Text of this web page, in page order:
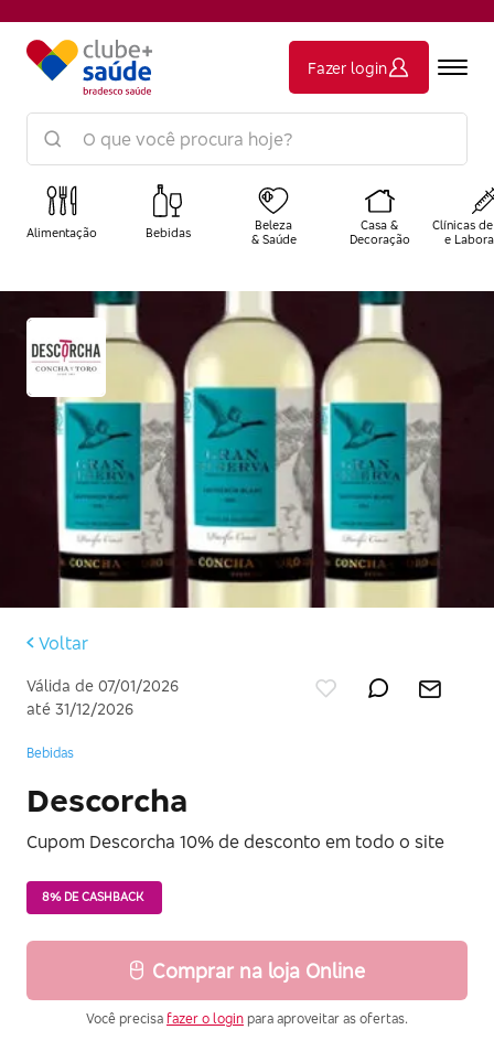
Fazer login
Alimentação Bebidas
Beleza
& Saúde
Casa &
Decoração
Clínicas
e
Voltar
Válida de 07/01/2026
até 31/12/2026
Bebidas
Descorcha
Cupom Descorcha 10% de desconto em todo o site
8% DE CASHBACK
Comprar na loja Online
Você precisa fazer o login para aproveitar as ofertas.